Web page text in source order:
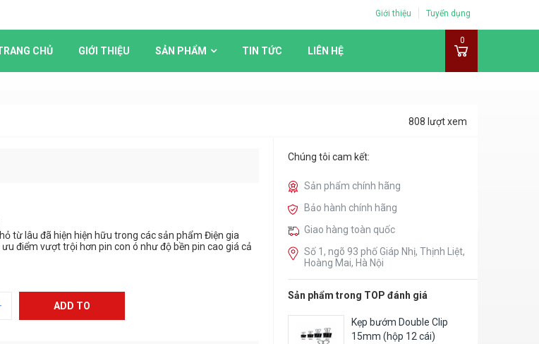
Giới thiệu Tuyển dụng
CHỦ GIỚI THIỆU SẢN PHẨM TIN TỨC LIÊN HỆ
0
808 lượt xem
từ lâu đã hiện hiện hữu trong các sản phẩm Điện gia
điểm vượt trội hơn pin con ó như độ bền pin cao giá cả
ADD TO
Chúng tôi cam kết:
Sản phẩm chính hãng
Bảo hành chính hãng
Giao hàng toàn quốc
Số 1, ngõ 93 phố Giáp Nhị, Thịnh Liệt,
Hoàng Mai, Hà Nội
Sản phẩm trong TOP đánh giá
Kẹp bướm Double Clip
15mm (hộp 12 cái)